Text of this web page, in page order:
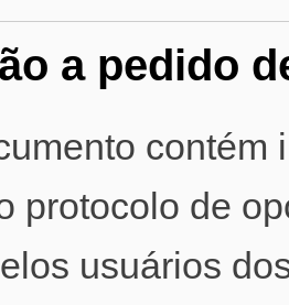
a pedido
contém
protocolo de
usuários